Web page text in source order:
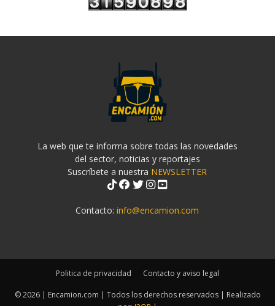
La web que te informa sobre todas las novedades
del sector, noticias y reportajes
Suscríbete a nuestra NEWSLETTER
Contacto:info@encamion.com
Politica de privacidad Contacto y aviso legal
© 2026 | Encamion.com | Todos los derechos reservados | Realizado